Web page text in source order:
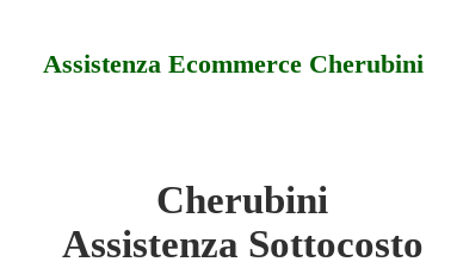
Assistenza Ecommerce Cherubini
Cherubini
Assistenza Sottocosto